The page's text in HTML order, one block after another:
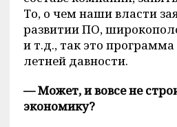
То, о чем наши власти
развитии ПО,
и т.д., так это
летней давности.
— Может, и вовсе не
экономику?